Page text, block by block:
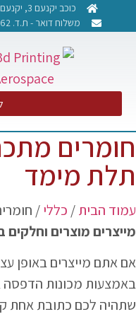
כוכב יקנעם 3, יקנעם
משלוח דואר - ת.ד. 562, רמת ישי, 3004407​
חומרים
תלת מימד
עמוד הבית/ כללי/
מייצרים מוצרים
אם אתם מייצרים באופן
באמצעות מכונות הדפסה
שתהיה לכם כתובת אחת